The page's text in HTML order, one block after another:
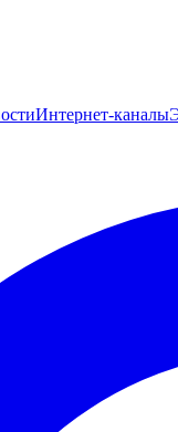
Интернет-каналы